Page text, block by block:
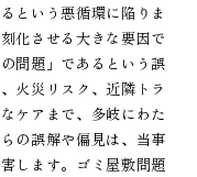
という悪循環に陥りま
化させる大きな要因で
問題」であるという誤
火災リスク、近隣トラ
ケアまで、多岐にわた
の誤解や偏見は、当事
します。ゴミ屋敷問題